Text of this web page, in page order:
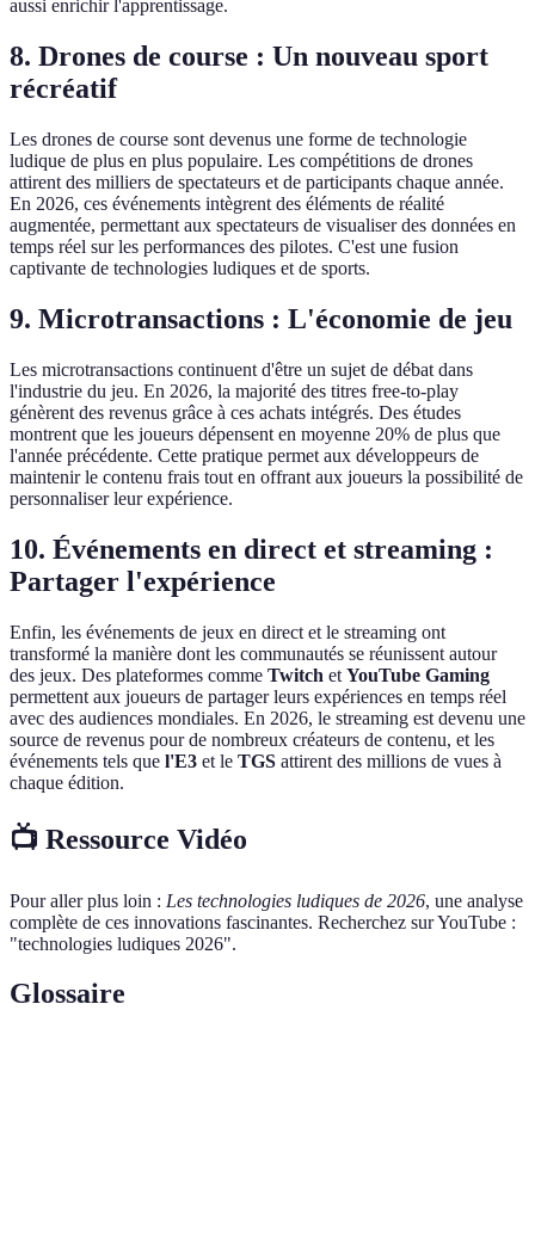
aussi enrichir l'apprentissage.
8. Drones de course : Un nouveau sport
récréatif
Les drones de course sont devenus une forme de technologie
ludique de plus en plus populaire. Les compétitions de drones
attirent des milliers de spectateurs et de participants chaque année.
En 2026, ces événements intègrent des éléments de réalité
augmentée, permettant aux spectateurs de visualiser des données en
temps réel sur les performances des pilotes. C'est une fusion
captivante de technologies ludiques et de sports.
9. Microtransactions : L'économie de jeu
Les microtransactions continuent d'être un sujet de débat dans
l'industrie du jeu. En 2026, la majorité des titres free-to-play
génèrent des revenus grâce à ces achats intégrés. Des études
montrent que les joueurs dépensent en moyenne 20% de plus que
l'année précédente. Cette pratique permet aux développeurs de
maintenir le contenu frais tout en offrant aux joueurs la possibilité de
personnaliser leur expérience.
10. Événements en direct et streaming :
Partager l'expérience
Enfin, les événements de jeux en direct et le streaming ont
transformé la manière dont les communautés se réunissent autour
des jeux. Des plateformes comme Twitch et YouTube Gaming
permettent aux joueurs de partager leurs expériences en temps réel
avec des audiences mondiales. En 2026, le streaming est devenu une
source de revenus pour de nombreux créateurs de contenu, et les
événements tels que l'E3 et le TGS attirent des millions de vues à
chaque édition.
📺 Ressource Vidéo
Pour aller plus loin : Les technologies ludiques de 2026, une analyse
complète de ces innovations fascinantes. Recherchez sur YouTube :
"technologies ludiques 2026".
Glossaire